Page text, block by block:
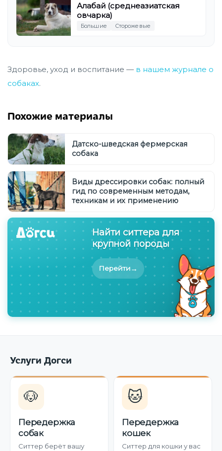
Алабай (среднеазиатская
овчарка)
Большие Сторожевые
Здоровье, уход и воспитание — в нашем журнале о
собаках.
Похожие материалы
Датско-шведская фермерская
собака
Виды дрессировки собак: полный
гид по современным методам,
техникам и их применению
Найти ситтера для
крупной породы
Перейти→
Услуги Догси
🐶
Передержка
собак
Ситтер берёт вашу
🐱
Передержка
кошек
Ситтер для кошки у вас